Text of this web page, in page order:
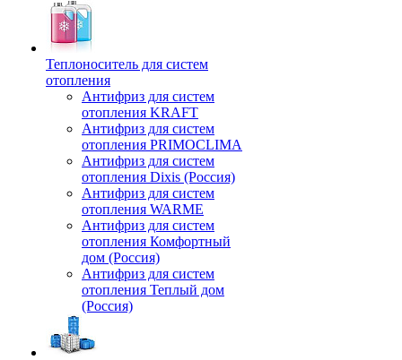
Теплоноситель для систем
отопления
Антифриз для систем
отопления KRAFT
Антифриз для систем
отопления PRIMOCLIMA
Антифриз для систем
отопления Dixis (Россия)
Антифриз для систем
отопления WARME
Антифриз для систем
отопления Комфортный
дом (Россия)
Антифриз для систем
отопления Теплый дом
(Россия)